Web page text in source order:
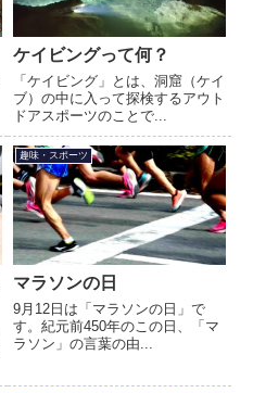
ケイビングって何？
「ケイビング」とは、洞窟（ケイ
ブ）の中に入って探検するアウト
ドアスポーツのことで...
趣味・スポーツ
マラソンの日
9月12日は「マラソンの日」で
す。紀元前450年のこの日、「マ
ラソン」の言葉の由...